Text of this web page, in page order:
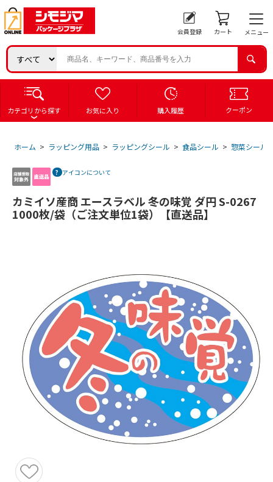
会員登録 カート メニュー
カテゴリから探す お気に入り 購入履歴 クーポン
ホーム > ラッピング用品 > ラッピングシール > 食品シール > 惣菜シール
アイコンについて
カミイソ産商 エースラベル 冬の味覚 ダ円 S-0267
1000枚/袋（ご注文単位1袋）【直送品】